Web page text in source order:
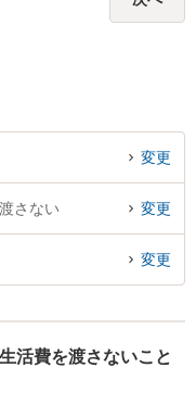
相談くだ
変更
さない 変更
変更
活費を渡さないこと